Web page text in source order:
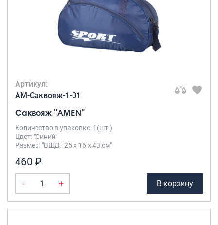
Артикул:
AM-Саквояж-1-01
Саквояж "AMEN"
Количество в упаковке: 1(шт.)
Цвет: "Синий"
Размер: "ВШД : 25 х 16 х 43 см"
460 ₽
- + В корзину